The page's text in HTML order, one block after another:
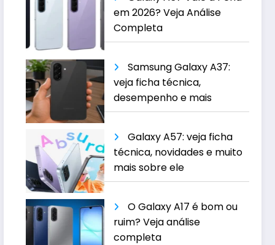
em 2026? Veja Análise
Completa
Samsung Galaxy A37:
veja ficha técnica,
desempenho e mais
Galaxy A57: veja ficha
técnica, novidades e muito
mais sobre ele
O Galaxy A17 é bom ou
ruim? Veja análise
completa